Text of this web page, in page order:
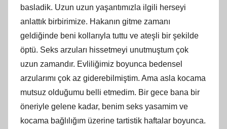
basladik. Uzun uzun yaşantımızla ilgili herseyi
anlattık birbirimize. Hakanın gitme zamanı
geldiğinde beni kollarıyla tuttu ve ateşli bir şekilde
öptü. Seks arzuları hissetmeyi unutmuştum çok
uzun zamandır. Evliliğimiz boyunca bedensel
arzularımı çok az giderebilmiştim. Ama asla kocama
mutsuz olduğumu belli etmedim. Bir gece bana bir
öneriyle gelene kadar, benim seks yasamim ve
kocama bağlılığım üzerine tartistik haftalar boyunca.